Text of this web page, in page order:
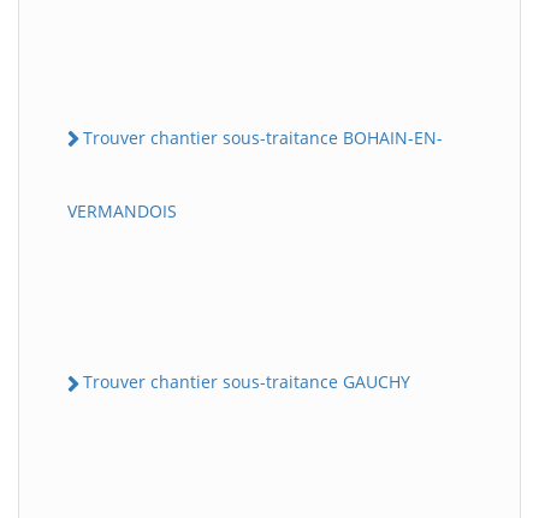
Trouver chantier sous-traitance BOHAIN-EN-
VERMANDOIS
Trouver chantier sous-traitance GAUCHY